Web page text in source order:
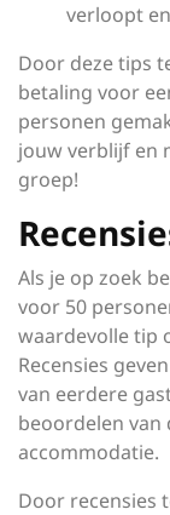
verloopt
Door deze tips
betaling voor
personen
jouw verblijf en
groep!
Als je op zoek
voor 50
waardevolle tip
Recensies
van eerdere
beoordelen van
accommodatie.
Door recensies